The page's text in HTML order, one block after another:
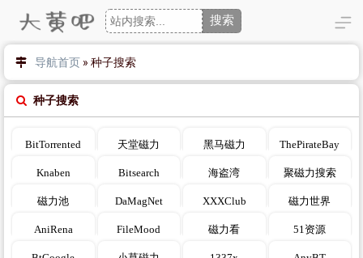
搜索
导航首页 » 种子搜索
种子搜索
BitTorrented
158
天堂磁力
1063 34
黑马磁力
974
ThePirateBay
618 5
Knaben
266
Bitsearch
325 6
海盗湾
426
聚磁力搜索
469
磁力池
421
DaMagNet
280
XXXClub
337
磁力世界
1577
AniRena FileMood 磁力看 51资源